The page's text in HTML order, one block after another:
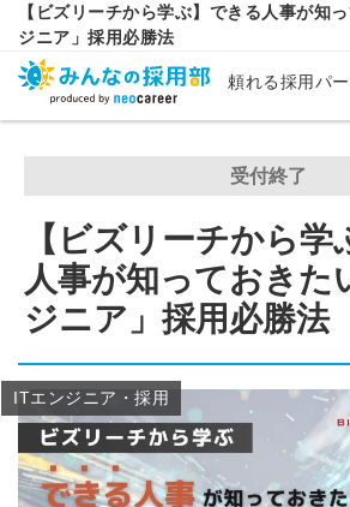
【ビズリーチから学ぶ】できる人事が知
ジニア」採用必勝法
頼れる採用パ
受付終了
【ビズリーチから学
人事が知っておきた
ジニア」採用必勝法
ITエンジニア・採用